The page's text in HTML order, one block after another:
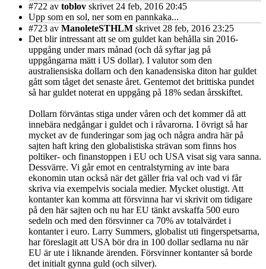
#722 av toblov skrivet 24 feb, 2016 20:45
Upp som en sol, ner som en pannkaka...
#723 av ManoleteSTHLM skrivet 28 feb, 2016 23:25
Det blir intressant att se om guldet kan behålla sin 2016-
uppgång under mars månad (och då syftar jag på
uppgångarna mätt i US dollar). I valutor som den
australiensiska dollarn och den kanadensiska diton har guldet
gått som tåget det senaste året. Gentemot det brittiska pundet
så har guldet noterat en uppgång på 18% sedan årsskiftet.
Dollarn förväntas stiga under våren och det kommer då att
innebära nedgångar i guldet och i råvarorna. I övrigt så har
mycket av de funderingar som jag och några andra här på
sajten haft kring den globalistiska strävan som finns hos
poltiker- och finanstoppen i EU och USA visat sig vara sanna.
Dessvärre. Vi går emot en centralstyrning av inte bara
ekonomin utan också när det gäller fria val och vad vi får
skriva via exempelvis sociala medier. Mycket olustigt. Att
kontanter kan komma att försvinna har vi skrivit om tidigare
på den här sajten och nu har EU tänkt avskaffa 500 euro
sedeln och med den försvinner ca 70% av totalvärdet i
kontanter i euro. Larry Summers, globalist uti fingerspetsarna,
har föreslagit att USA bör dra in 100 dollar sedlarna nu när
EU är ute i liknande ärenden. Försvinner kontanter så borde
det initialt gynna guld (och silver).